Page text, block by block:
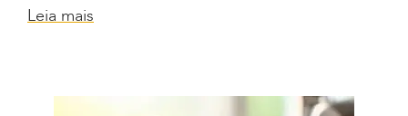
Leia mais